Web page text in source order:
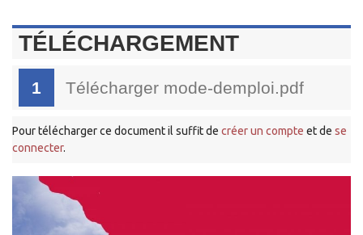
TÉLÉCHARGEMENT
1 Télécharger mode-demploi.pdf
Pour télécharger ce document il suffit de créer un compte et de se
connecter.